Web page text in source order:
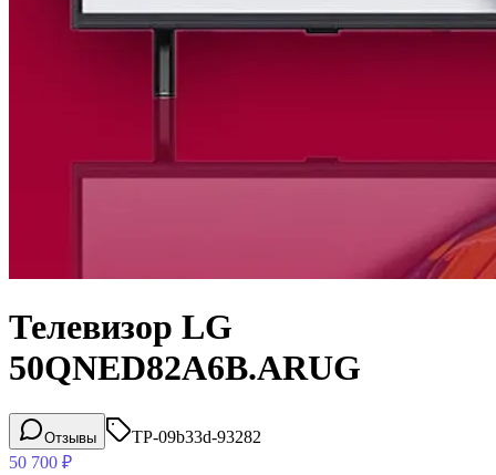
Телевизор LG
50QNED82A6B.ARUG
Отзывы
TP-09b33d-93282
50 700 ₽